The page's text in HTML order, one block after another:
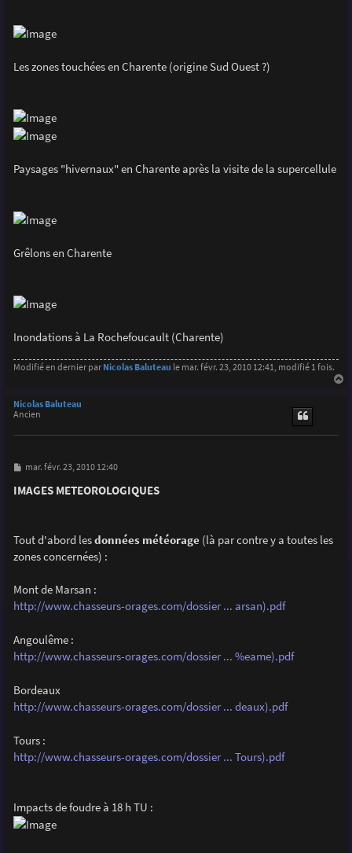
Les zones touchées en Charente (origine Sud Ouest ?)
Paysages "hivernaux" en Charente après la visite de la supercellule
Grêlons en Charente
Inondations à La Rochefoucault (Charente)
Modifié en dernier par Nicolas Baluteau le mar. févr. 23, 2010 12:41, modifié 1 fois.
Nicolas Baluteau
Ancien
M
s
s
mar. févr. 23, 2010 12:40
IMAGES METEOROLOGIQUES
Tout d'abord lesdonnées météorage (là par contre y a toutes les
zones concernées) :
Mont de Marsan :
http://www.chasseurs-orages.com/dossier ... arsan).pdf
Angoulême :
http://www.chasseurs-orages.com/dossier ... %eame).pdf
Bordeaux
http://www.chasseurs-orages.com/dossier ... deaux).pdf
Tours :
http://www.chasseurs-orages.com/dossier ... Tours).pdf
Impacts de foudre à 18 h TU :